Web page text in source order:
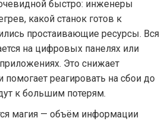
быстро: инженеры
какой станок готов к
простаивающие ресурсы. Вся
на цифровых панелях или
Это снижает
реагировать на сбои до
к большим потерям.
магия — объём информации